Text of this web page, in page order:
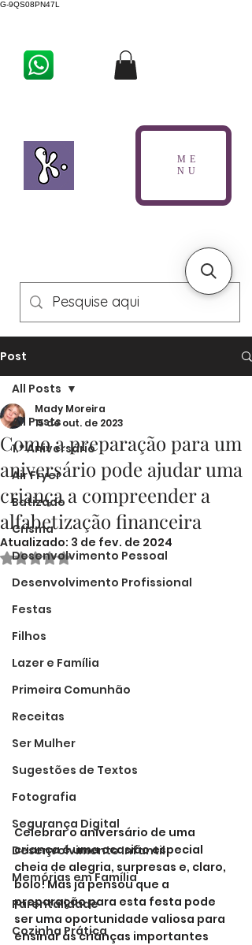
G-9QS08PN47L
ME
NU
Post
All Posts
1.º Aniversário
Air Fryer
Batizado
Crisma
Desenvolvimento Pessoal
Desenvolvimento Profissional
Festas
Filhos
Lazer e Família
Primeira Comunhão
Receitas
Ser Mulher
Sugestões de Textos
Fotografia
Segurança Digital
Desenvolvimento Infantil
Memórias em Família
Parentalidade
Cozinha Prática
All Posts
Como a preparação para um
aniversário pode ajudar uma
criança a compreender a
alfabetização financeira
Mady Moreira
15 de out. de 2023
Atualizado: 3 de fev. de 2024
Avaliado com NaN de 5 estrelas.
Celebrar o aniversário de uma
criança é uma ocasião especial
cheia de alegria, surpresas e, claro,
bolo! Mas já pensou que a
preparação para esta festa pode
ser uma oportunidade valiosa para
ensinar às crianças importantes